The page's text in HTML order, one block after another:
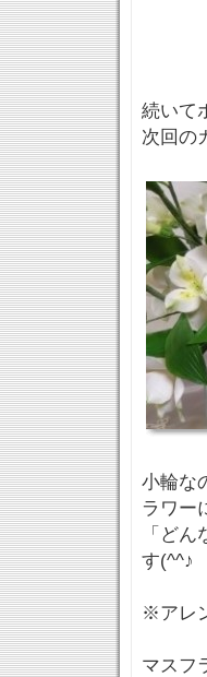
続いて
次回の
小輪な
ラワー
「ど
す(^^♪
※アレ
マスフ